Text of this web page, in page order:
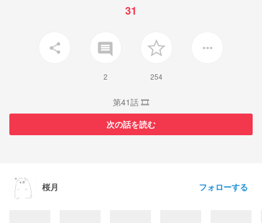
31
share insert_comment
2 254
more_horiz
第41話 🎞️
次の話を読む
桜月 フォローする